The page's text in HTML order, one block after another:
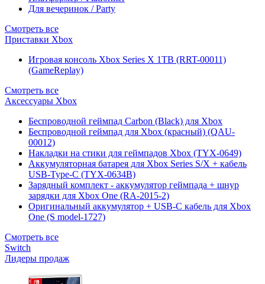
Для вечеринок / Party
Смотреть все
Приставки Xbox
Игровая консоль Xbox Series X 1TB (RRT-00011)
(GameReplay)
Смотреть все
Аксессуары Xbox
Беспроводной геймпад Carbon (Black) для Xbox
Беспроводной геймпад для Xbox (красный) (QAU-
00012)
Накладки на стики для геймпадов Xbox (TYX-0649)
Аккумуляторная батарея для Xbox Series S/X + кабель
USB-Type-C (TYX-0634B)
Зарядный комплект - аккумулятор геймпада + шнур
зарядки для Xbox One (RA-2015-2)
Оригинальный аккумулятор + USB-C кабель для Xbox
One (S model-1727)
Смотреть все
Switch
Лидеры продаж